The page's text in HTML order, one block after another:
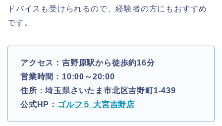
ドバイスも受けられるので、経験者の方にもおすすめ
です。
アクセス：吉野原駅から徒歩約16分
営業時間：10:00～20:00
住所：埼玉県さいたま市北区吉野町1-439
公式HP： ゴルフ５ 大宮吉野店